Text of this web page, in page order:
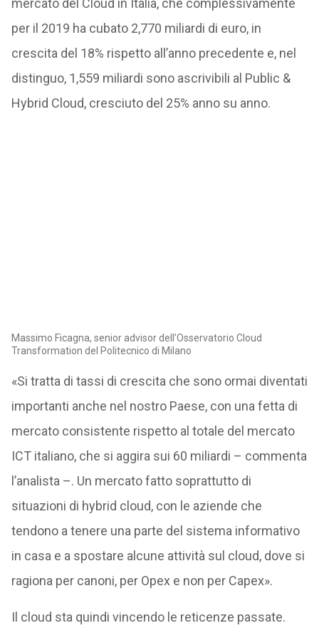
mercato del Cloud in Italia, che complessivamente
per il 2019 ha cubato 2,770 miliardi di euro, in
crescita del 18% rispetto all’anno precedente e, nel
distinguo, 1,559 miliardi sono ascrivibili al Public &
Hybrid Cloud, cresciuto del 25% anno su anno.
Massimo Ficagna, senior advisor dell’Osservatorio Cloud
Transformation del Politecnico di Milano
«Si tratta di tassi di crescita che sono ormai diventati
importanti anche nel nostro Paese, con una fetta di
mercato consistente rispetto al totale del mercato
ICT italiano, che si aggira sui 60 miliardi – commenta
l’analista –. Un mercato fatto soprattutto di
situazioni di hybrid cloud, con le aziende che
tendono a tenere una parte del sistema informativo
in casa e a spostare alcune attività sul cloud, dove si
ragiona per canoni, per Opex e non per Capex».
Il cloud sta quindi vincendo le reticenze passate.